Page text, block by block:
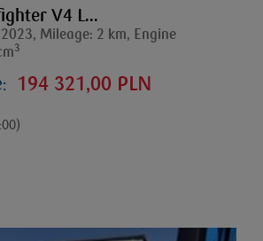
V4 L...
Mileage: 2 km, Engine
3
194 321,00 PLN